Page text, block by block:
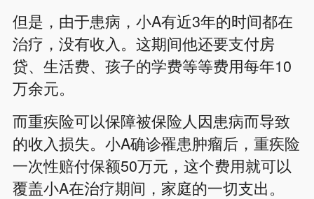
但是，由于患病，小A有近3年的时间都在
治疗，没有收入。这期间他还要支付房
贷、生活费、孩子的学费等等费用每年10
万余元。
而重疾险可以保障被保险人因患病而导致
的收入损失。小A确诊罹患肿瘤后，重疾险
一次性赔付保额50万元，这个费用就可以
覆盖小A在治疗期间，家庭的一切支出。